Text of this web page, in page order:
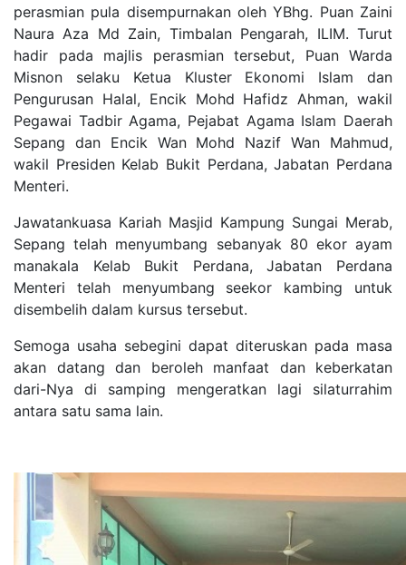
perasmian pula disempurnakan oleh YBhg. Puan Zaini
Naura Aza Md Zain, Timbalan Pengarah, ILIM. Turut
hadir pada majlis perasmian tersebut, Puan Warda
Misnon selaku Ketua Kluster Ekonomi Islam dan
Pengurusan Halal, Encik Mohd Hafidz Ahman, wakil
Pegawai Tadbir Agama, Pejabat Agama Islam Daerah
Sepang dan Encik Wan Mohd Nazif Wan Mahmud,
wakil Presiden Kelab Bukit Perdana, Jabatan Perdana
Menteri.
Jawatankuasa Kariah Masjid Kampung Sungai Merab,
Sepang telah menyumbang sebanyak 80 ekor ayam
manakala Kelab Bukit Perdana, Jabatan Perdana
Menteri telah menyumbang seekor kambing untuk
disembelih dalam kursus tersebut.
Semoga usaha sebegini dapat diteruskan pada masa
akan datang dan beroleh manfaat dan keberkatan
dari-Nya di samping mengeratkan lagi silaturrahim
antara satu sama lain.